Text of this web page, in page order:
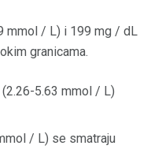
mmol / L) i 199 mg / dL
granicama.
5.63 mmol / L)
/ L) se smatraju